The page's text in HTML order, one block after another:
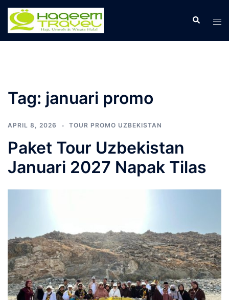
Skip
content
Search
Tag: januari promo
APRIL 8, 2026 TOUR PROMO UZBEKISTAN
Paket Tour Uzbekistan
Januari 2027 Napak Tilas